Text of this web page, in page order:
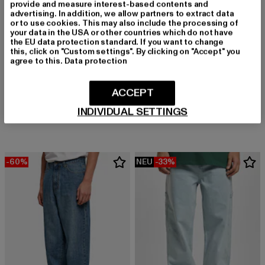
Junan Baggy Basic Shorts
Derzeitiger Preis: 37,99 EUR
BUFFALO
ZANOS NC MID
71,49 EUR
Derzeitiger Preis: 71,49 EUR
109,99 EUR
-60% NEU -33%
provide and measure interest-based contents and
advertising. In addition, we allow partners to extract data
or to use cookies. This may also include the processing of
your data in the USA or other countries which do not have
the EU data protection standard. If you want to change
this, click on "Custom settings". By clicking on "Accept" you
agree to this. Data protection
INDIVIDUAL SETTINGS
ACCEPT